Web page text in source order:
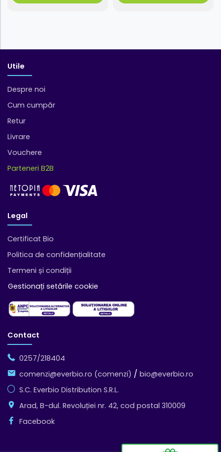
Utile
Despre noi
Cum cumpăr
Retur
Livrare
Vouchere
Parteneri B2B
Legal
Certificat Bio
Politica de confidențialitate
Termeni și condiții
Gestionați setările cookie
Contact
0257/218404
comenzi@everbio.ro (comenzi) / bio@everbio.ro
S.C. Everbio Distribution S.R.L.
Arad, B-dul. Revoluției nr. 42, cod postal 310009
Facebook